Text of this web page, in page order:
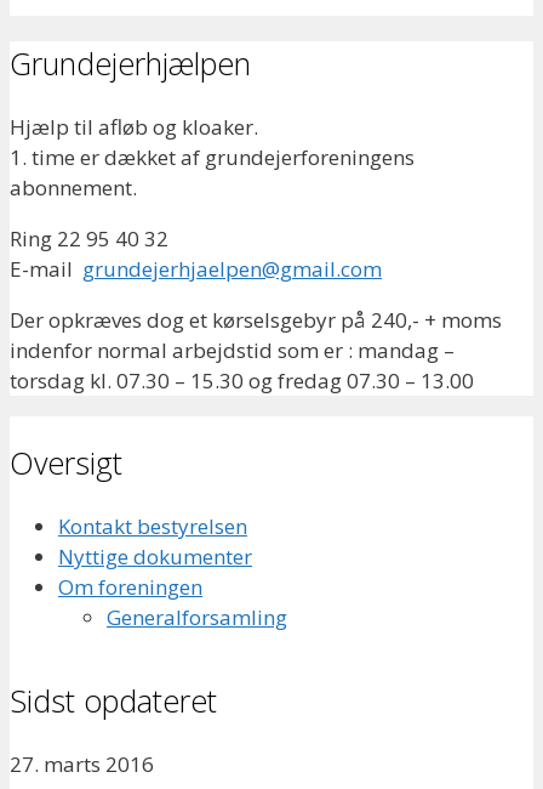
Grundejerhjælpen
Hjælp til afløb og kloaker.
1. time er dækket af grundejerforeningens
abonnement.
Ring 22 95 40 32
E-mail grundejerhjaelpen@gmail.com
Der opkræves dog et kørselsgebyr på 240,- + moms
indenfor normal arbejdstid som er : mandag –
torsdag kl. 07.30 – 15.30 og fredag 07.30 – 13.00
Oversigt
Kontakt bestyrelsen
Nyttige dokumenter
Om foreningen
Generalforsamling
Sidst opdateret
27. marts 2016